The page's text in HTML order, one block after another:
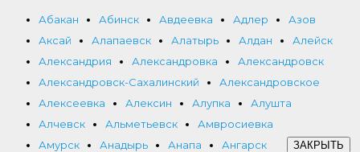
Абакан Абинск Авдеевка Адлер
Азов
Аксай
Алапаевск Алатырь Алдан
Алейск
Александрия
Александровка
Александровск
Александровск-Сахалинский
Александровское
Алексеевка
Алексин Алупка
Алушта
Алчевск
Альметьевск
Амвросиевка
Амурск
Анадырь Анапа Ангарск ЗАКРЫТЬ